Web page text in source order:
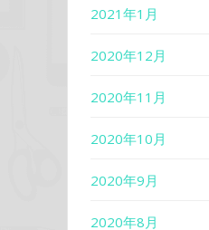
2021年1月
2020年12月
2020年11月
2020年10月
2020年9月
2020年8月